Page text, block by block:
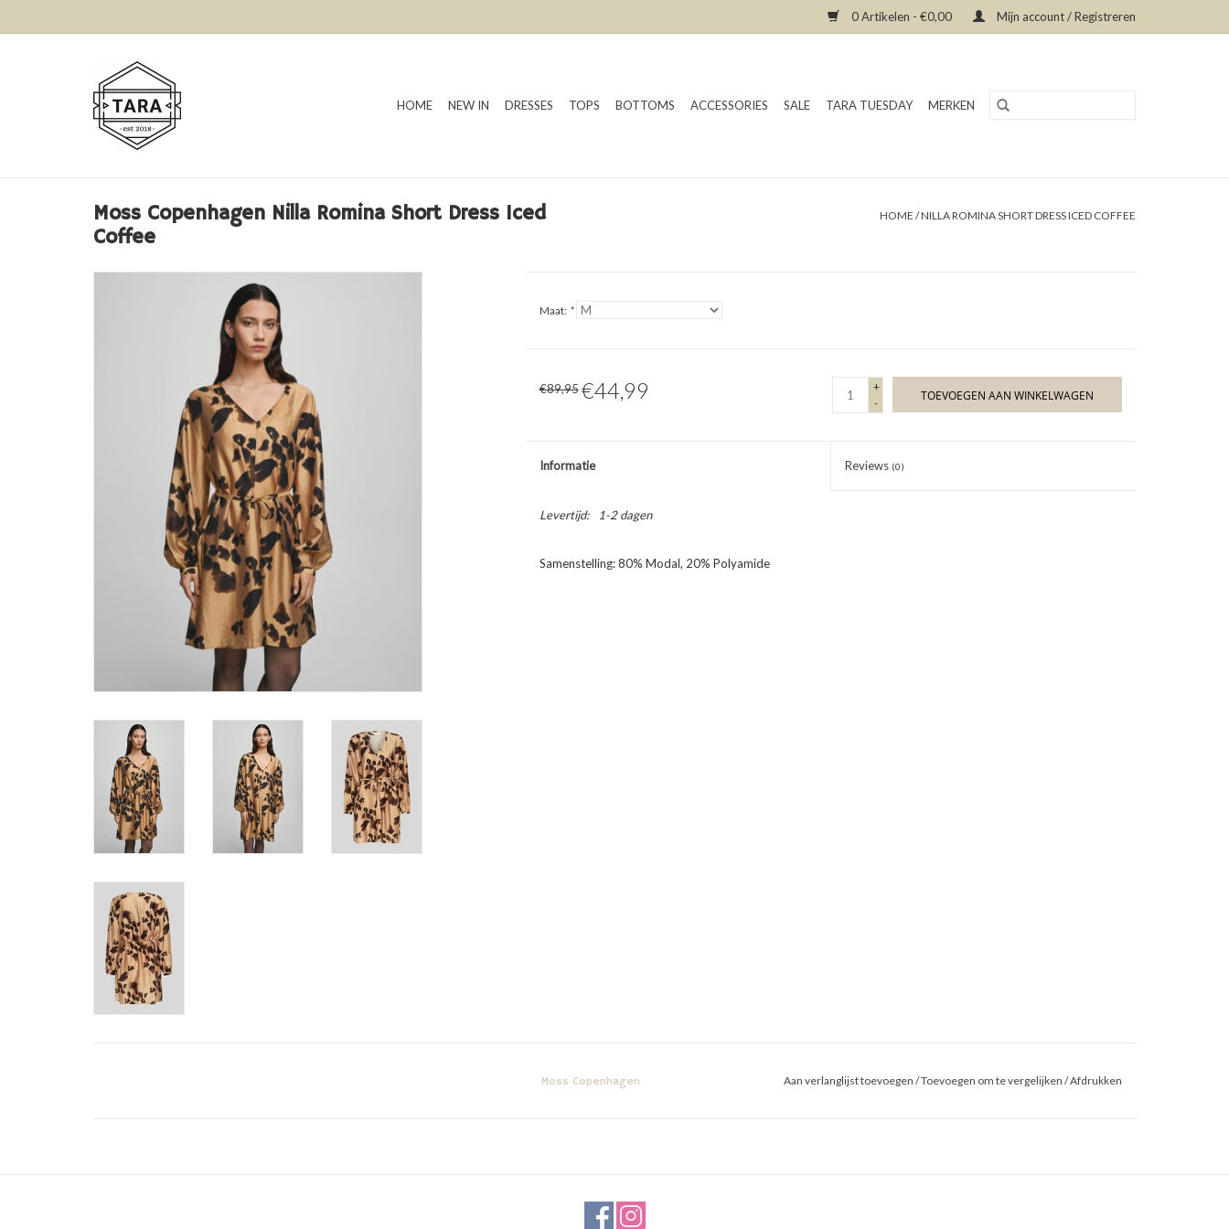
0 Artikelen - €0,00 Mijn account / Registreren
HOME NEW IN DRESSES TOPS BOTTOMS ACCESSORIES SALE TARA TUESDAY MERKEN
Moss Copenhagen Nilla Romina Short Dress Iced
Coffee
HOME /NILLA ROMINA SHORT DRESS ICED COFFEE
Maat: *
€89,95 €44,99
+
-
TOEVOEGEN AAN WINKELWAGEN
Informatie Reviews (0)
Levertijd: 1-2 dagen
Samenstelling: 80% Modal, 20% Polyamide
Moss Copenhagen Aan verlanglijst toevoegen /Toevoegen om te vergelijken /Afdrukken